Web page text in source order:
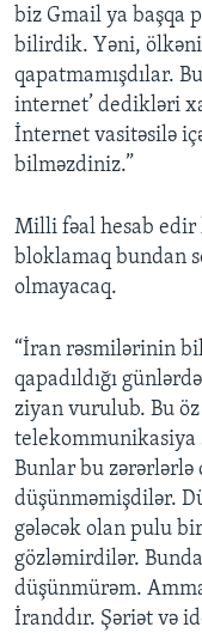
biz Gmail ya başqa
bilirdik. Yəni,
qapatmamışdılar.
internet’ dedikləri
İnternet vasitəsilə
bilməzdiniz.”
Milli fəal hesab edir
bloklamaq bundan
olmayacaq.
“İran rəsmilərinin
qapadıldığı
ziyan vurulub. Bu
telekommunikasiya
Bunlar bu zərərlərlə
düşünməmişdilər.
gələcək olan pulu
gözləmirdilər.
düşünmürəm.
İranddır. Şəriət və